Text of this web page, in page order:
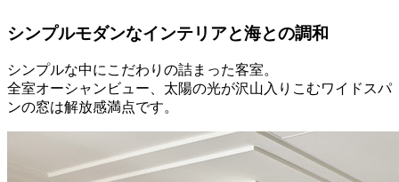
シンプルモダンなインテリアと海との調和
シンプルな中にこだわりの詰まった客室。
全室オーシャンビュー、太陽の光が沢山入りこむワイドスパ
ンの窓は解放感満点です。